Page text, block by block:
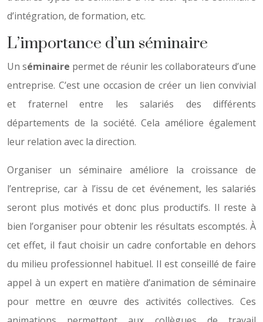
d’intégration, de formation, etc.
L’importance d’un séminaire
Un séminaire permet de réunir les collaborateurs d’une
entreprise. C’est une occasion de créer un lien convivial
et fraternel entre les salariés des différents
départements de la société. Cela améliore également
leur relation avec la direction.
Organiser un séminaire améliore la croissance de
l’entreprise, car à l’issu de cet événement, les salariés
seront plus motivés et donc plus productifs. Il reste à
bien l’organiser pour obtenir les résultats escomptés. À
cet effet, il faut choisir un cadre confortable en dehors
du milieu professionnel habituel. Il est conseillé de faire
appel à un expert en matière d’animation de séminaire
pour mettre en œuvre des activités collectives. Ces